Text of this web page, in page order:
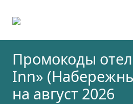
Промокоды
Inn»
на август 2026